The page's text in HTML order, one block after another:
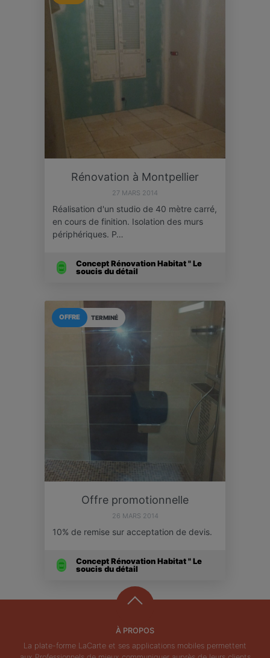
Rénovation à Montpellier
27 MARS 2014
Réalisation d'un studio de 40 mètre carré,
en cours de finition. Isolation des murs
périphériques. P…
Concept Rénovation Habitat " Le
soucis du détail
TERMINÉ
OFFRE
Offre promotionnelle
26 MARS 2014
10% de remise sur acceptation de devis.
Concept Rénovation Habitat " Le
soucis du détail
À PROPOS
La plate-forme LaCarte et ses applications mobiles permettent